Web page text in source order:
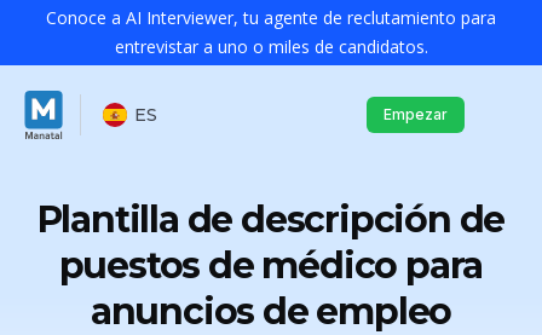
Conoce a AI Interviewer, tu agente de reclutamiento para
entrevistar a uno o miles de candidatos.
ES Empezar
Plantilla de descripción de
puestos de médico para
anuncios de empleo